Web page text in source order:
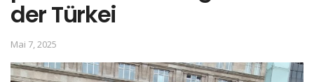
der Türkei
Mai 7, 2025